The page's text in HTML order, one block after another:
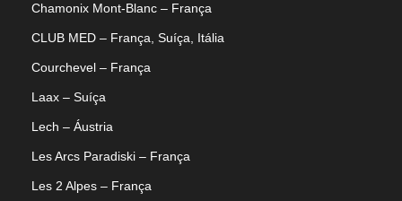
Chamonix Mont-Blanc – França
CLUB MED – França, Suíça, Itália
Courchevel – França
Laax – Suíça
Lech – Áustria
Les Arcs Paradiski – França
Les 2 Alpes – França